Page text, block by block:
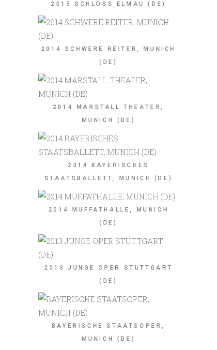
2015 SCHLOSS ELMAU (DE)
2014 SCHWERE REITER, MUNICH
(DE)
2014 MARSTALL THEATER,
MUNICH (DE)
2014 BAYERISCHES
STAATSBALLETT, MUNICH (DE)
2014 MUFFATHALLE, MUNICH
(DE)
2013 JUNGE OPER STUTTGART
(DE)
BAYERISCHE STAATSOPER,
MUNICH (DE)